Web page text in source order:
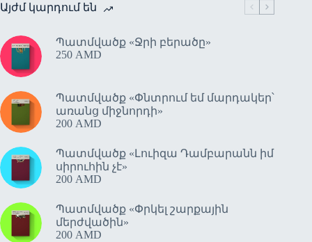
Այժմ կարդում են
Պատմվածք «Ջրի բերածը»
250 AMD
Պատմվածք «Փնտրում եմ մարդակեր՝
առանց միջնորդի»
200 AMD
Պատմվածք «Լուիզա Դամբարանն իմ
սիրուհին չէ»
200 AMD
Պատմվածք «Փրկել շարքային
մերժվածին»
200 AMD